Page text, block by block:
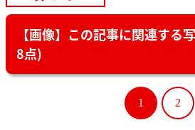
【画像】この記事に関連する
8点)
1 2